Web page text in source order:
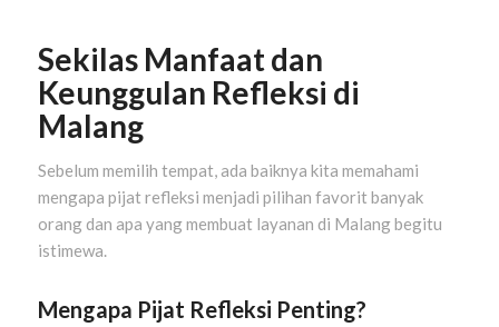
Sekilas Manfaat dan
Keunggulan Refleksi di
Malang
Sebelum memilih tempat, ada baiknya kita memahami
mengapa pijat refleksi menjadi pilihan favorit banyak
orang dan apa yang membuat layanan di Malang begitu
istimewa.
Mengapa Pijat Refleksi Penting?